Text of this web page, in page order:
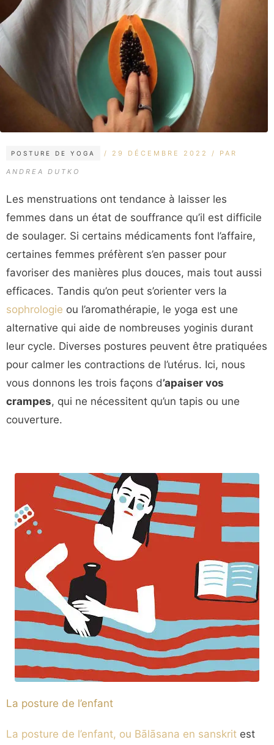
POSTURE DE YOGA
ÉTIQUETTES
29 DÉCEMBRE 2022 PAR
ANDREA DUTKO
Les menstruations ont tendance à laisser les
femmes dans un état de souffrance qu’il est difficile
de soulager. Si certains médicaments font l’affaire,
certaines femmes préfèrent s’en passer pour
favoriser des manières plus douces, mais tout aussi
efficaces. Tandis qu’on peut s’orienter vers la
sophrologie ou l’aromathérapie, le yoga est une
alternative qui aide de nombreuses yoginis durant
leur cycle. Diverses postures peuvent être pratiquées
pour calmer les contractions de l’utérus. Ici, nous
vous donnons les trois façons d’apaiser vos
crampes, qui ne nécessitent qu’un tapis ou une
couverture.
La posture de l’enfant
La posture de l’enfant, ou Bālāsana en sanskrit est